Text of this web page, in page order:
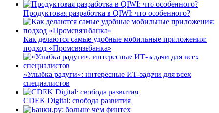
Продуктовая разработка в QIWI: что особенного?
Как делаются самые удобные мобильные приложения:
подход «Промсвязьбанка»
«Улыбка радуги»: интересные ИТ-задачи для всех
специалистов
CDEK Digital: свобода развития